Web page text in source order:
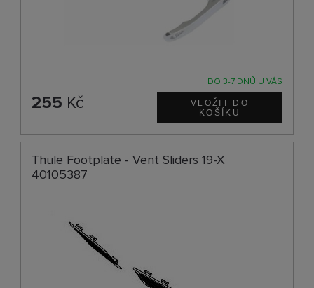
DO 3-7 DNŮ U VÁS
255 Kč
Thule Footplate - Vent Sliders 19-X
40105387